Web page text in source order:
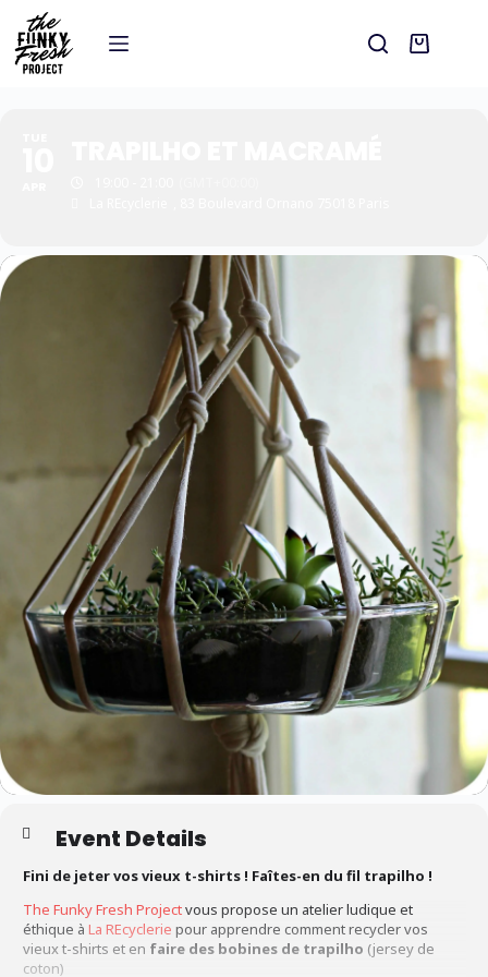
Event Details
Fini de jeter vos vieux t-shirts ! Faîtes-en du fil trapilho !
The Funky Fresh Projectvous propose un atelier ludique et
éthique à La REcyclerie pour apprendre comment recycler vos
vieux t-shirts et en faire des bobines de trapilho (jersey de
coton)